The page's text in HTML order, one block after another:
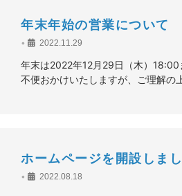
年末年始の営業について
• 2022.11.29
年末は2022年12月29日（木）
不便おかけいたしますが、ご理解の
ホームページを開設しま
• 2022.08.18